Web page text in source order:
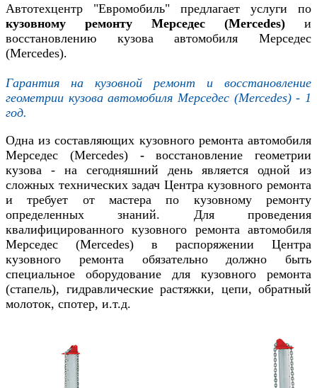
Автотехцентр "Евромобиль" предлагает услуги по
кузовному ремонту Мерседес (Mercedes) и
восстановлению кузова автомобиля Мерседес
(Mercedes).
Гарантия на кузовной ремонт и восстановление
геометрии кузова автомобиля Мерседес (Mercedes)- 1
год.
Одна из составляющих кузовного ремонта автомобиля
Мерседес (Mercedes)
-восстановление геометрии
кузова - на сегодняшний день является одной из
сложных технических задач Центра кузовного ремонта
и требует от мастера по кузовному ремонту
определенных знаний. Для проведения
квалифицированного кузовного ремонта автомобиля
Мерседес (Mercedes) в распоряжении Центра
кузовного ремонта обязательно должно быть
специальное оборудование для кузовного ремонта
(стапель), гидравлические растяжки, цепи, обратный
молоток, спотер, и.т.д.